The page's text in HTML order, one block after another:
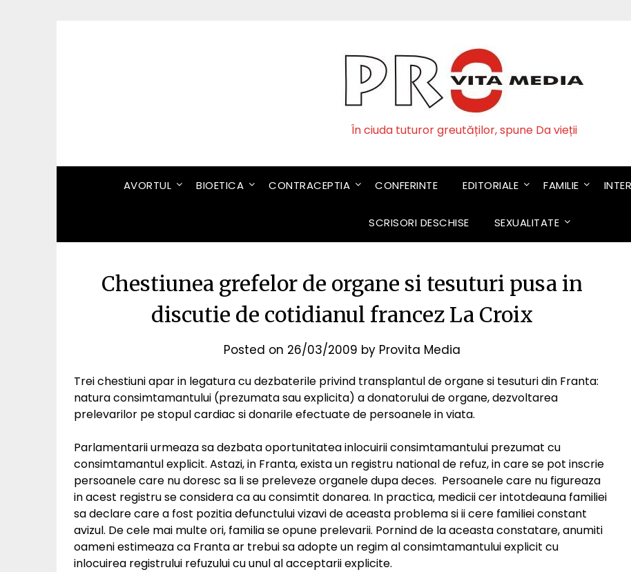
În ciuda tuturor greutăților, spune Da vieții
AVORTUL BIOETICA CONTRACEPTIA CONFERINTE EDITORIALE FAMILIE
SCRISORI DESCHISE SEXUALITATE
Chestiunea grefelor de organe si tesuturi pusa in
discutie de cotidianul francez La Croix
Posted on 26/03/2009 by Provita Media
Trei chestiuni apar in legatura cu dezbaterile privind transplantul de organe si tesuturi din Franta:
natura consimtamantului (prezumata sau explicita) a donatorului de organe, dezvoltarea
prelevarilor pe stopul cardiac si donarile efectuate de persoanele in viata.
Parlamentarii urmeaza sa dezbata oportunitatea inlocuirii consimtamantului prezumat cu
consimtamantul explicit. Astazi, in Franta, exista un registru national de refuz, in care se pot inscrie
persoanele care nu doresc sa li se preleveze organele dupa deces. Persoanele care nu figureaza
in acest registru se considera ca au consimtit donarea. In practica, medicii cer intotdeauna familiei
sa declare care a fost pozitia defunctului vizavi de aceasta problema si ii cere familiei constant
avizul. De cele mai multe ori, familia se opune prelevarii. Pornind de la aceasta constatare, anumiti
oameni estimeaza ca Franta ar trebui sa adopte un regim al consimtamantului explicit cu
inlocuirea registrului refuzului cu unul al acceptarii explicite.